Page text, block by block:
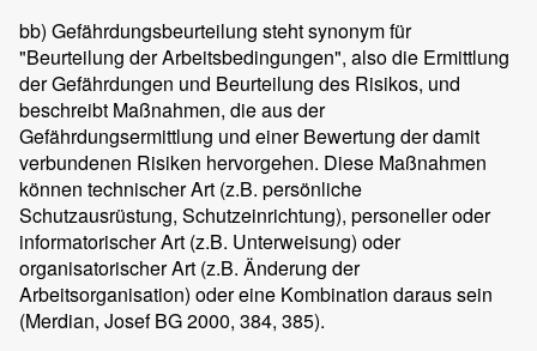
bb) Gefährdungsbeurteilung steht synonym für
"Beurteilung der Arbeitsbedingungen", also die Ermittlung
der Gefährdungen und Beurteilung des Risikos, und
beschreibt Maßnahmen, die aus der
Gefährdungsermittlung und einer Bewertung der damit
verbundenen Risiken hervorgehen. Diese Maßnahmen
können technischer Art (z.B. persönliche
Schutzausrüstung, Schutzeinrichtung), personeller oder
informatorischer Art (z.B. Unterweisung) oder
organisatorischer Art (z.B. Änderung der
Arbeitsorganisation) oder eine Kombination daraus sein
(Merdian, Josef BG 2000, 384, 385).